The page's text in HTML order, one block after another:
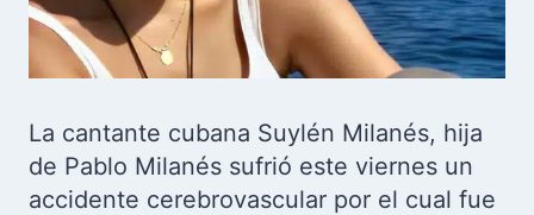
La cantante cubana Suylén Milanés, hija
de Pablo Milanés sufrió este viernes un
accidente cerebrovascular por el cual fue